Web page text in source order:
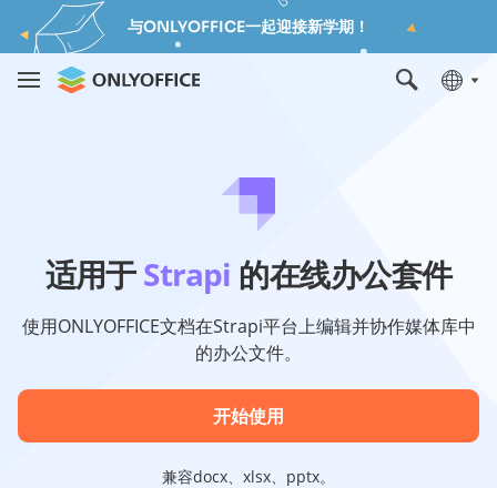
与ONLYOFFICE一起迎接新学期！
适用于Strapi 的在线办公套件
使用ONLYOFFICE文档在Strapi平台上编辑并协作媒体库中
的办公文件。
开始使用
兼容docx、xlsx、pptx。